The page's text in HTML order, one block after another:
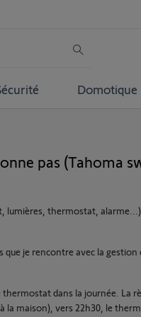
Domotique
pas (Tahoma
lumières, thermostat,
que je rencontre avec la gestion
dans la journée. La
la maison), vers 22h30, le